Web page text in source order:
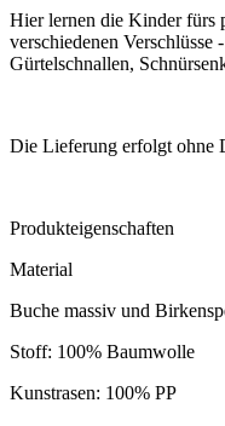
Hier lernen die Kinder fürs
verschiedenen
Gürtelschnallen,
Die Lieferung erfolgt ohne
Produkteigenschaften
Material
Buche massiv und
Stoff: 100% Baumwolle
Kunstrasen: 100% PP